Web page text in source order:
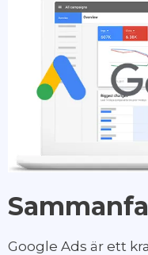
Google Ads är ett